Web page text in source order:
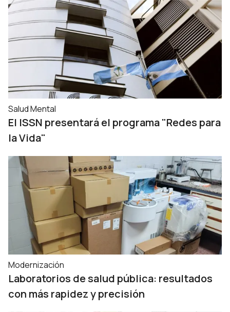
Salud Mental
El ISSN presentará el programa "Redes para
la Vida"
Modernización
Laboratorios de salud pública: resultados
con más rapidez y precisión